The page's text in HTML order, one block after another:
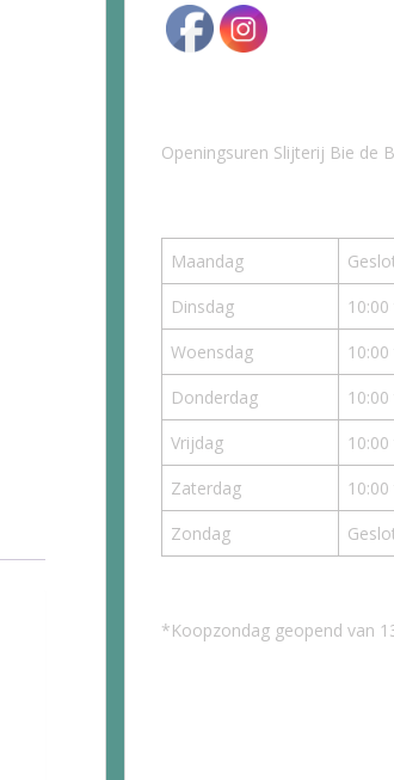
Openingsuren Slijterij Bie de
Maandag
Dinsdag
Woensdag
Donderdag
Vrijdag
Zaterdag
Zondag
*Koopzondag geopend van